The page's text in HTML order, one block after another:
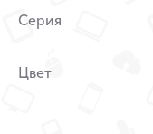
Серия
Цвет